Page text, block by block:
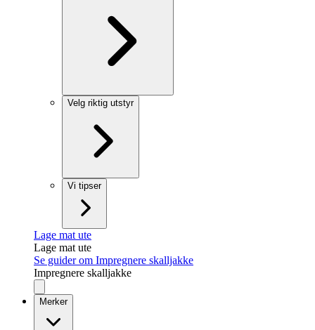
Velg riktig utstyr
Vi tipser
Lage mat ute
Lage mat ute
Se guider om Impregnere skalljakke
Impregnere skalljakke
Merker